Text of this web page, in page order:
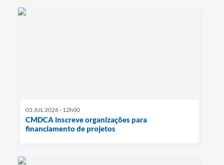
03 JUL 2026 - 12h00
CMDCA inscreve organizações para
financiamento de projetos